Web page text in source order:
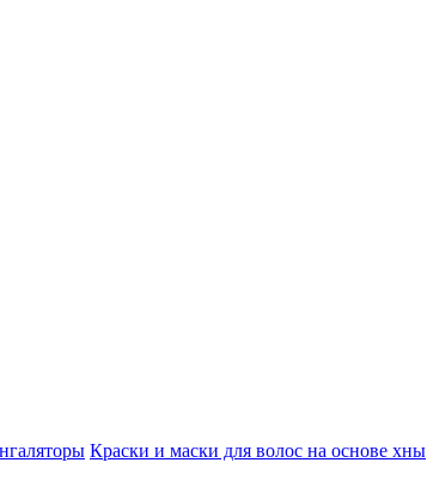
Краски и маски для волос на основе хны